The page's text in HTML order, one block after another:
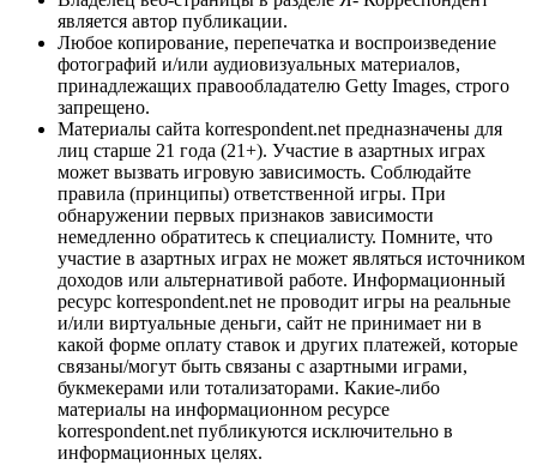
является автор публикации.
Любое копирование, перепечатка и воспроизведение
фотографий и/или аудиовизуальных материалов,
принадлежащих правообладателю Getty Images, строго
запрещено.
Материалы сайта korrespondent.net предназначены для
лиц старше 21 года (21+). Участие в азартных играх
может вызвать игровую зависимость. Соблюдайте
правила (принципы) ответственной игры. При
обнаружении первых признаков зависимости
немедленно обратитесь к специалисту. Помните, что
участие в азартных играх не может являться источником
доходов или альтернативой работе. Информационный
ресурс korrespondent.net не проводит игры на реальные
и/или виртуальные деньги, сайт не принимает ни в
какой форме оплату ставок и других платежей, которые
связаны/могут быть связаны с азартными играми,
букмекерами или тотализаторами. Какие-либо
материалы на информационном ресурсе
korrespondent.net публикуются исключительно в
информационных целях.